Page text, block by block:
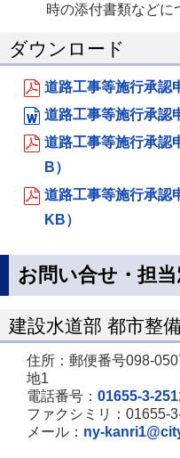
時の添付書類などに
ダウンロード
道路工事等施行承認
道路工事等施行承認
道路工事等施行承認
B）
道路工事等施行承認
KB）
お問い合せ・担当
建設水道部 都市整
住所：郵便番号098-
地1
電話番号： 01655-3-
ファクシミリ：01655-
メール： ny-